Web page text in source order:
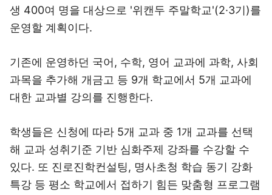
생 400여 명을 대상으로 '위캔두 주말학교'(2·3기)를
운영할 계획이다.
기존에 운영하던 국어, 수학, 영어 교과에 과학, 사회
과목을 추가해 개금고 등 9개 학교에서 5개 교과에
대한 교과별 강의를 진행한다.
학생들은 신청에 따라 5개 교과 중 1개 교과를 선택
해 교과 성취기준 기반 심화주제 강좌를 수강할 수
있다. 또 진로진학컨설팅, 명사초청 학습 동기 강화
특강 등 평소 학교에서 접하기 힘든 맞춤형 프로그램